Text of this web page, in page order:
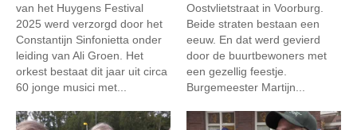
van het Huygens Festival
2025 werd verzorgd door het
Constantijn Sinfonietta onder
leiding van Ali Groen. Het
orkest bestaat dit jaar uit circa
60 jonge musici met...
Oostvlietstraat in Voorburg.
Beide straten bestaan een
eeuw. En dat werd gevierd
door de buurtbewoners met
een gezellig feestje.
Burgemeester Martijn...